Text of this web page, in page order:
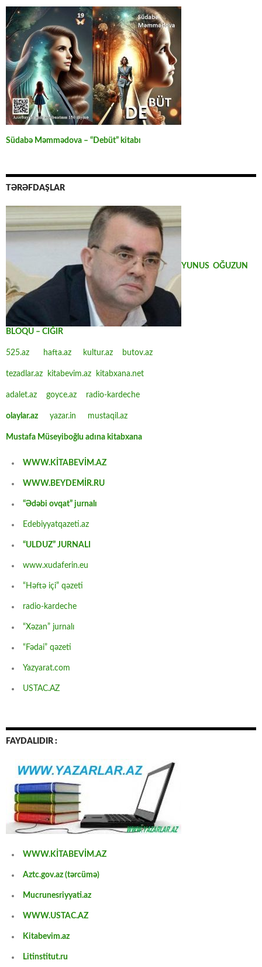
Südabə Məmmədova – “Debüt” kitabı
TƏRƏFDAŞLAR
YUNUS OĞUZUN
BLOQU – CIĞIR
525.az hafta.az kultur.az butov.az
tezadlar.az kitabevim.az kitabxana.net
adalet.az goyce.az radio-kardeche
olaylar.az yazar.in mustaqil.az
Mustafa Müseyiboğlu adına kitabxana
WWW.KİTABEVİM.AZ
WWW.BEYDEMİR.RU
“Ədəbi ovqat” jurnalı
Edebiyyatqazeti.az
“ULDUZ” JURNALI
www.xudaferin.eu
“Həftə içi” qəzeti
radio-kardeche
“Xəzan” jurnalı
“Fədai” qəzeti
Yazyarat.com
USTAC.AZ
FAYDALIDIR :
WWW.KİTABEVİM.AZ
Aztc.gov.az (tərcümə)
Mucrunesriyyati.az
WWW.USTAC.AZ
Kitabevim.az
Litinstitut.ru